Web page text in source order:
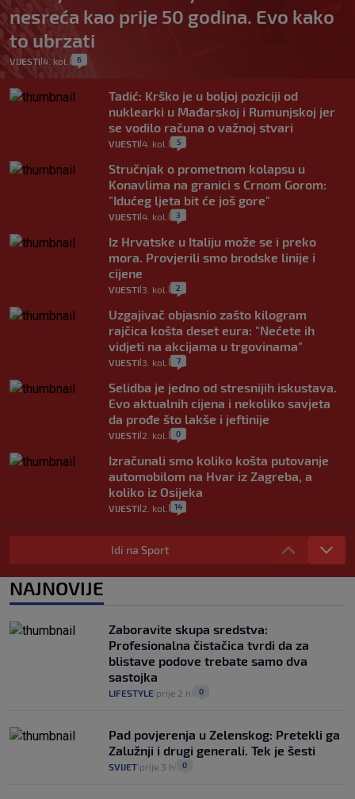
nesreća kao prije 50 godina. Evo kako
to ubrzati
VIJESTI 4. kol. 6
Tadić: Krško je u boljoj poziciji od
nuklearki u Mađarskoj i Rumunjskoj jer
se vodilo računa o važnoj stvari
VIJESTI 4. kol. 5
Stručnjak o prometnom kolapsu u
Konavlima na granici s Crnom Gorom:
"Idućeg ljeta bit će još gore"
VIJESTI 4. kol. 3
Iz Hrvatske u Italiju može se i preko
mora. Provjerili smo brodske linije i
cijene
VIJESTI 3. kol. 2
Uzgajivač objasnio zašto kilogram
rajčica košta deset eura: "Nećete ih
vidjeti na akcijama u trgovinama"
VIJESTI 3. kol. 7
Selidba je jedno od stresnijih iskustava.
Evo aktualnih cijena i nekoliko savjeta
da prođe što lakše i jeftinije
VIJESTI 2. kol. 0
Izračunali smo koliko košta putovanje
automobilom na Hvar iz Zagreba, a
koliko iz Osijeka
VIJESTI 2. kol. 14
"Kći je otišla na more, a zaboravila
zdravstvenu iskaznicu". Kakva su prava
pacijenata izvan mjesta prebivališta?
VIJESTI 1. kol. 1
Plenković na 15 dana ukine mjere: "Ne bi
se dogodilo ništa. Vlada se zaljubila u te
intervencije"
VIJESTI 30. srp. 25
Idi na Sport
NAJNOVIJE
Zaboravite skupa sredstva:
Profesionalna čistačica tvrdi da za
blistave podove trebate samo dva
sastojka
LIFESTYLE prije 2 h 0
Pad povjerenja u Zelenskog: Pretekli ga
Zalužnji i drugi generali. Tek je šesti
SVIJET prije 3 h 0